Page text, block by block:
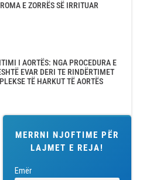
E ZORRËS SË IRRITUAR
I AORTËS: NGA PROCEDURA E
EVAR DERI TE RINDËRTIMET
TË HARKUT TË AORTËS
MERRNI NJOFTIME PËR
LAJMET E REJA!
Emër